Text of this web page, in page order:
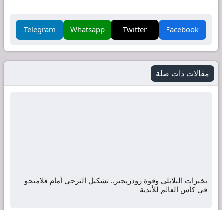
Facebook
Twitter
Whatsapp
Telegram
مقالات ذات صلة
بخبرات البلايلي وقوة رودريجيز.. تشكيل الترجي أمام فلامنجو
في كأس العالم للأندية